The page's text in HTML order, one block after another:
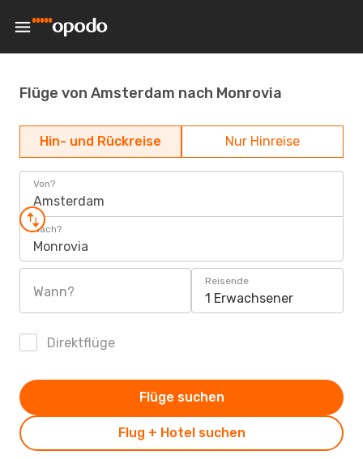
Flüge von Amsterdam nach Monrovia
Hin- und Rückreise Nur Hinreise
Von?
Amsterdam
Nach?
Monrovia
Wann?
Reisende
1 Erwachsener
Direktflüge
Flug + Hotel suchen
Flüge suchen